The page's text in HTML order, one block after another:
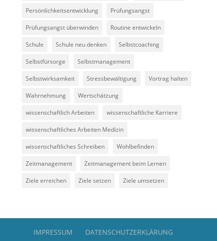
Persönlichkeitsentwicklung Prüfungsangst
Prüfungsangst überwinden Routine entwickeln
Schule Schule neu denken Selbstcoaching
Selbstfürsorge Selbstmanagement
Selbstwirksamkeit Stressbewältigung Vortrag halten
Wahrnehmung Wertschätzung
wissenschaftlich Arbeiten wissenschaftliche Karriere
wissenschaftliches Arbeiten Medizin
wissenschaftliches Schreiben Wohlbefinden
Zeitmanagement Zeitmanagement beim Lernen
Ziele erreichen Ziele setzen Ziele umsetzen
IMPRESSUM
DATENSCHUTZERKLÄRUNG